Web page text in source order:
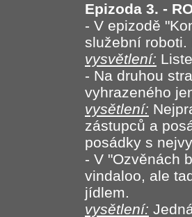
Epizoda 3. -
- V epizodě
služební roboti.
vysvětlení:
- Na druhou
vyhrazeného
vysětlení:
zástupců a
posádky s
- V "Ozvěnách
vindaloo, ale
jídlem.
vysětlení: